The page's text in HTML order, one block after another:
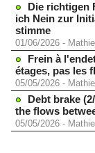
Die richtigen
ich Nein zur
stimme
01/06/2026 -
Frein à
étages, pas les
05/05/2026 -
Debt brake
the flows
05/05/2026 -